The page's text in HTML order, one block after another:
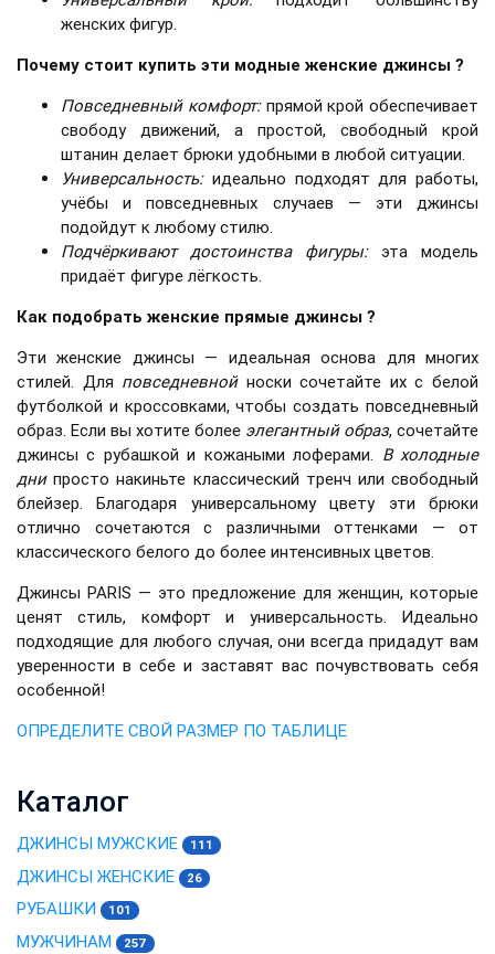
женских фигур.
Почему стоит купить эти модные женские джинсы ?
Повседневный комфорт:прямой крой обеспечивает
свободу движений, а простой, свободный крой
штанин делает брюки удобными в любой ситуации.
Универсальность:идеально подходят для работы,
учёбы и повседневных случаев — эти джинсы
подойдут к любому стилю.
Подчёркивают достоинства фигуры:эта модель
придаёт фигуре лёгкость.
Как подобрать женские прямые джинсы ?
Эти женские джинсы — идеальная основа для многих
стилей. Для повседневнойноски сочетайте их с белой
футболкой и кроссовками, чтобы создать повседневный
образ. Если вы хотите более элегантный образ, сочетайте
джинсы с рубашкой и кожаными лоферами. В холодные
днипросто накиньте классический тренч или свободный
блейзер. Благодаря универсальному цвету эти брюки
отлично сочетаются с различными оттенками — от
классического белого до более интенсивных цветов.
Джинсы PARIS — это предложение для женщин, которые
ценят стиль, комфорт и универсальность. Идеально
подходящие для любого случая, они всегда придадут вам
уверенности в себе и заставят вас почувствовать себя
особенной!
ОПРЕДЕЛИТЕ СВОЙ РАЗМЕР ПО ТАБЛИЦЕ
Каталог
ДЖИНСЫ МУЖСКИЕ 111
ДЖИНСЫ ЖЕНСКИЕ 26
РУБАШКИ 101
МУЖЧИНАМ 257